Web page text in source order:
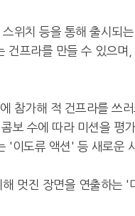
위치 등을 통해 출시되
프라를 만들 수 있으며
참가해 적 건프라를 쓰
보 수에 따라 미션을 평
'이도류 액션' 등 새로운
멋진 장면을 연출하는 '